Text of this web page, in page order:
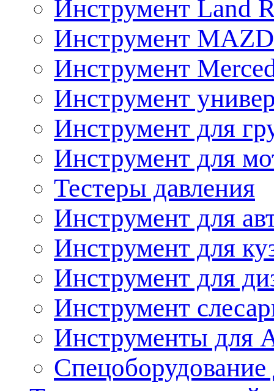
Инструмент Land
Инструмент
Инструмент
Инструмент
Инструмент для
Инструмент для
Тестеры давления
Инструмент для
Инструмент для
Инструмент для
Инструмент
Инструменты
Спецоборудование